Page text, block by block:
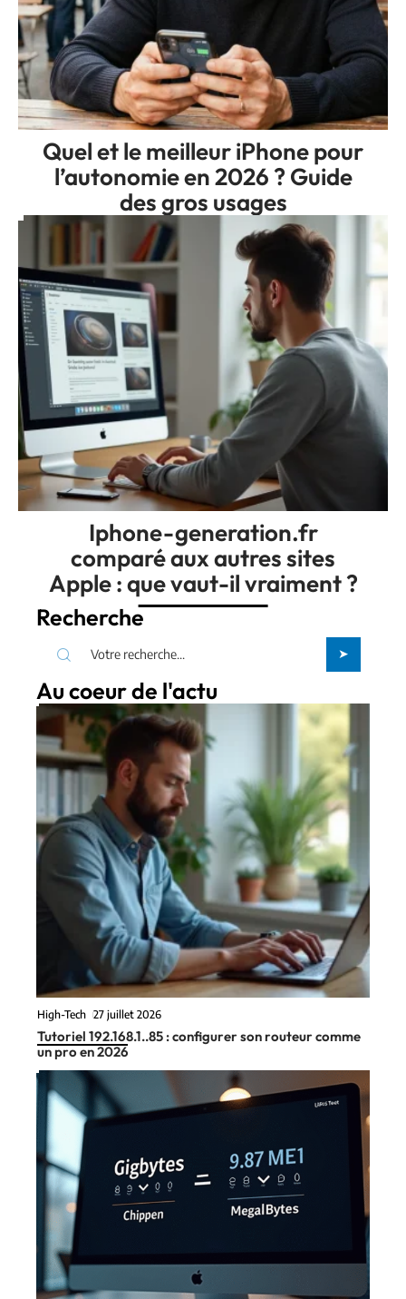
Quel et le meilleur iPhone pour
l’autonomie en 2026 ? Guide
des gros usages
Iphone-generation.fr
comparé aux autres sites
Apple : que vaut-il vraiment ?
Recherche
Au coeur de l'actu
High-Tech 27 juillet 2026
Tutoriel 192.168.1..85 : configurer son routeur comme
un pro en 2026